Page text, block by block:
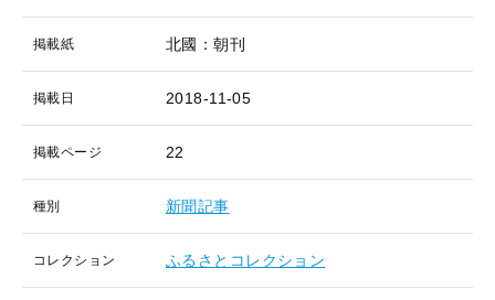
掲載紙 北國：朝刊
掲載日 2018-11-05
掲載ページ 22
種別 新聞記事
コレクション ふるさとコレクション